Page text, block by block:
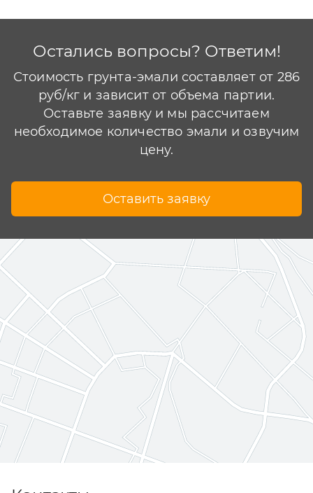
Остались вопросы? Ответим!
Стоимость грунта-эмали составляет от 286
руб/кг и зависит от объема партии.
Оставьте заявку и мы рассчитаем
необходимое количество эмали и озвучим
цену.
Оставить заявку